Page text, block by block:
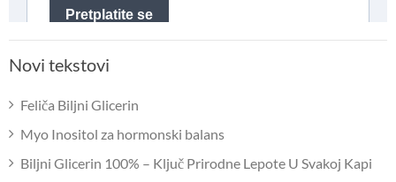
Novi tekstovi
Feliča Biljni Glicerin
Myo Inositol za hormonski balans
Biljni Glicerin 100% – Ključ Prirodne Lepote U Svakoj Kapi